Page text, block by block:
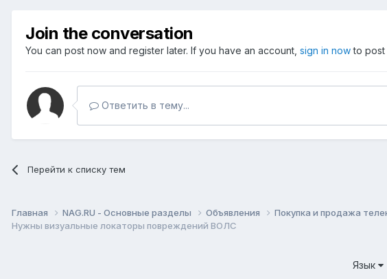
Join the conversation
You can post now and register later. If you have an account, sign in nowto post
Ответить в тему...
Перейти к списку тем
Главная NAG.RU - Основные разделы Объявления
Покупка и продажа
Нужны визуальные локаторы повреждений ВОЛС
Язык